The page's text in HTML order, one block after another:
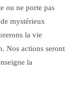
ou ne porte pas
mystérieux
la vie
Nos actions seront
la